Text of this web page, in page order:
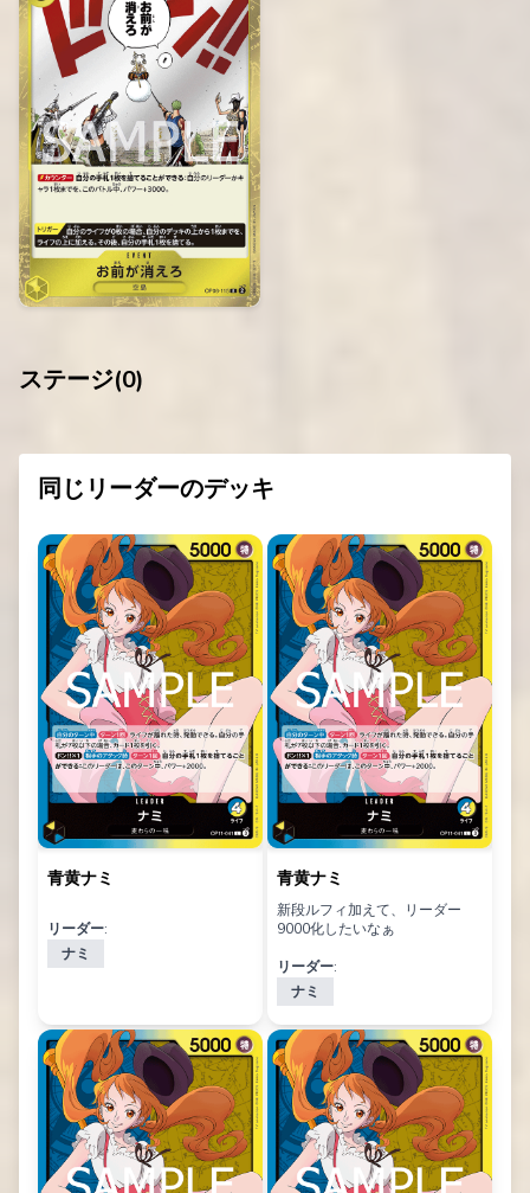
ステージ(0)
同じリーダーのデッキ
青黄ナミ
リーダー:
ナミ
青黄ナミ
新段ルフィ加えて、リーダー
9000化したいなぁ
リーダー:
ナミ